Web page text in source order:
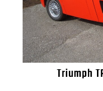
Triumph